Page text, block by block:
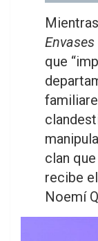
Envases
que
clan
recibe
Noemí